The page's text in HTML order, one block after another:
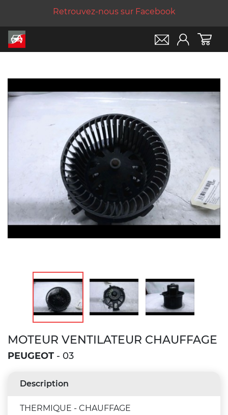
Retrouvez-nous sur Facebook
MOTEUR VENTILATEUR CHAUFFAGE
PEUGEOT - 03
Description
THERMIQUE - CHAUFFAGE